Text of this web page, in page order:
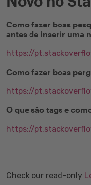
Como fazer boas
antes de inserir uma
https://
Como fazer boas
https://
O que são tags e
https://
Check our read-only